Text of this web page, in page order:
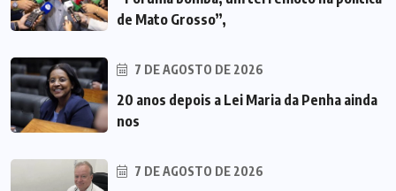
de Mato Grosso”,
7 DE AGOSTO DE 2026
20 anos depois a Lei Maria da Penha ainda
nos
7 DE AGOSTO DE 2026